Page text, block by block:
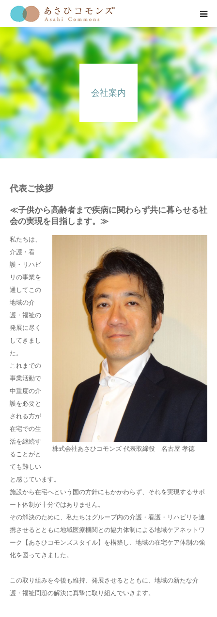
会社案内
代表ご挨拶
≪子供から高齢者まで疾病に関わらず共に暮らせる社
会の実現を目指します。≫
株式会社あさひコモンズ 代表取締役 名古屋 孝徳
私たちは、
介護・看
護・リハビ
リの事業を
通してこの
地域の介
護・福祉の
発展に尽く
してきまし
た。
これまでの
事業活動で
中重度の介
護を必要と
される方が
在宅での生
活を継続す
ることがと
ても難しい
と感じています。
施設から在宅へという国の方針にもかかわらず、それを実現するサポ
ート体制が十分ではありません。
その解決のために、私たちはグループ内の介護・看護・リハビリを連
携させるとともに地域医療機関との協力体制による地域ケアネットワ
ーク【あさひコモンズスタイル】を構築し、地域の在宅ケア体制の強
化を図ってきました。
この取り組みを今後も維持、発展させるとともに、地域の新たな介
護・福祉問題の解決に真摯に取り組んでいきます。
HOME
お知らせ
会社紹介
事業紹介
公開情報